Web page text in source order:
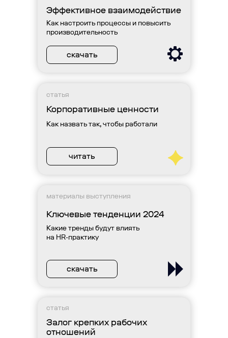
материалы выступления
скачать
Ключевые тенденции 2024
Какие тренды будут влиять
на HR-практику
Залог крепких рабочих
отношений
статья
Корпоративные ценности
Как назвать так, чтобы работали
статья
читать
Эффективное взаимодействие
скачать
Как настроить процессы и повысить
производительность